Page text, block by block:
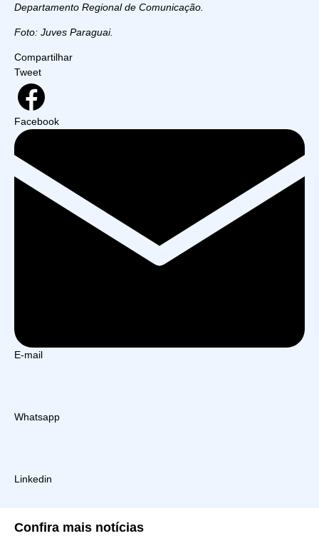
Departamento Regional de Comunicação.
Foto: Juves Paraguai.
Compartilhar
Tweet
Facebook
E-mail
Whatsapp
Linkedin
Confira mais notícias